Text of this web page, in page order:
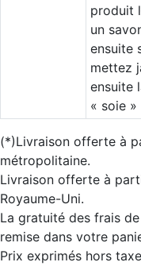
produit
un
ensuite
mettez
ensuite
« soie
(*)Livraison offerte à
métropolitaine.
Livraison offerte à
Royaume-Uni.
La gratuité des frais
remise dans votre
Prix exprimés hors